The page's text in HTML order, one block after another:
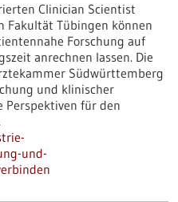
Clinician Scientist
Fakultät Tübingen können
Forschung auf
anrechnen lassen. Die
Südwürttemberg
und klinischer
Perspektiven für den
und-